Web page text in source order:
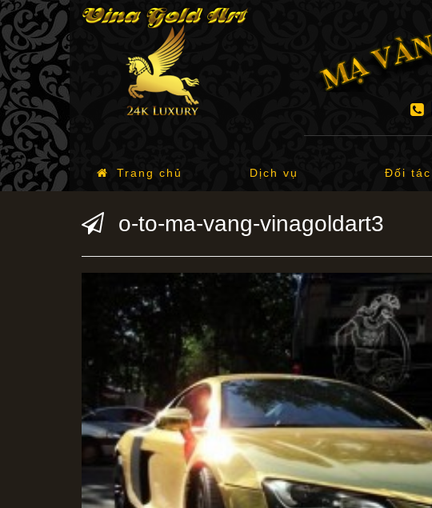
Trang chủ Dịch vụ Đối tác
o-to-ma-vang-vinagoldart3